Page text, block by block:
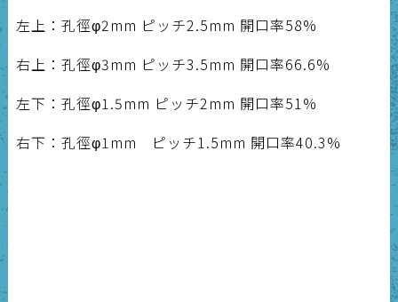
左上：孔徑φ2mm ピッチ2.5mm 開口率58%
右上：孔徑φ3mm ピッチ3.5mm 開口率66.6%
左下：孔徑φ1.5mm ピッチ2mm 開口率51%
右下：孔徑φ1mm ピッチ1.5mm 開口率40.3%